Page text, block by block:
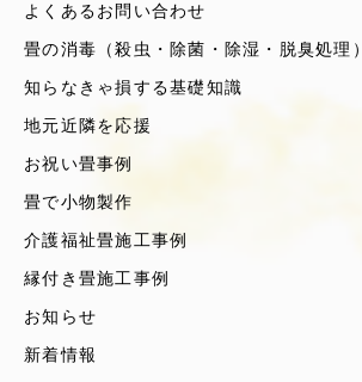
よくあるお問い合わせ
畳の消毒（殺虫・除菌・除湿・脱臭処理）
知らなきゃ損する基礎知識
地元近隣を応援
お祝い畳事例
畳で小物製作
介護福祉畳施工事例
縁付き畳施工事例
お知らせ
新着情報